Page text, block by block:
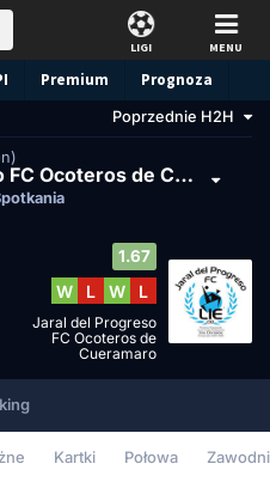
LIGI MENU
Premium Prognoza
Poprzednie H2H
Magos - Jaral del Progreso FC Ocoteros de Cueramaro
1.67
W L W L
Jaral del Progreso
FC Ocoteros de
Cueramaro
Kartki Połowa